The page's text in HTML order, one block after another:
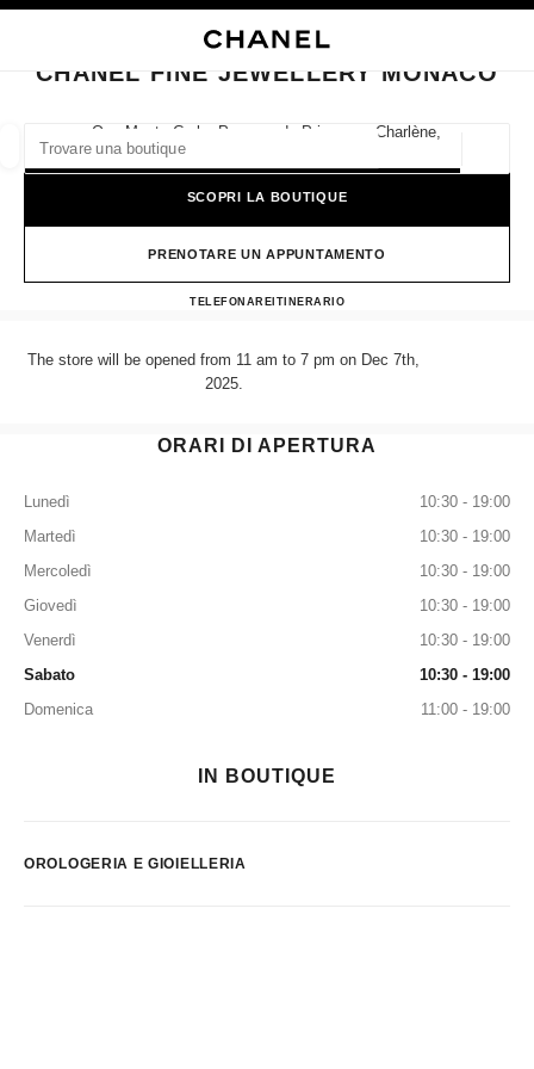
I suggerimenti sono mostrati sotto la barra di ricerca
0 Suggerimenti disponibili
CHIUDI LA SCHEDA DELLA BOUTIQUE CHANEL FINE JEWELLERY
CHANEL FINE JEWELLERY MONACO
One Monte-Carlo, Promenade Princesse Charlène,
SCOPRI LA BOUTIQUE
PRENOTARE UN APPUNTAMENTO
TELEFONARE
97974360ITINERARIO
CHANEL FINE
The store will be opened from 11 am to 7 pm on Dec 7th,
2025.
ORARI DI APERTURA
Lunedì
10:30 - 19:00
Martedì
10:30 - 19:00
Mercoledì
10:30 - 19:00
Giovedì
10:30 - 19:00
Venerdì
10:30 - 19:00
Sabato
10:30 - 19:00
Domenica
11:00 - 19:00
IN BOUTIQUE
OROLOGERIA E GIOIELLERIA
Filtrare risultati per:OCCHIALI OROLOGERIA E GIOIELLERIA